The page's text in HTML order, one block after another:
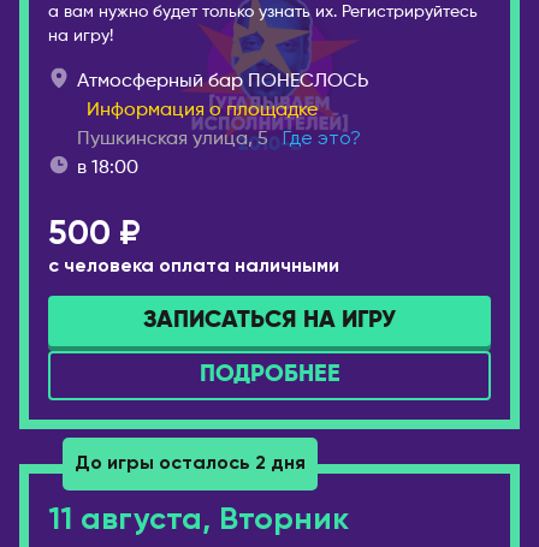
Ессентуки
Железногорск
Иваново
Ижевск
Инта
Йошкар-Ола
Казань
Калининград
Коломна
Комсомольск-на-
Амуре
Салоники
ГРУЗИЯ
Батуми
Тбилиси
Кармиэль
Тель-Авив
ИНДОНЕЗИЯ
Бали
ИСПАНИЯ
а вам нужно будет только узнать их. Регистрируйтесь
на игру!
Атмосферный бар ПОНЕСЛОСЬ
Информация о площадке
Пушкинская улица, 5 Где это?
в 18:00
500 ₽
с человека оплата наличными
ЗАПИСАТЬСЯ НА ИГРУ
ПОДРОБНЕЕ
До игры осталось 2 дня
11 августа, Вторник